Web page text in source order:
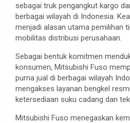
sebagai truk pengangkut kargo
berbagai wilayah di Indonesia.
menjadi alasan utama pemilihan
mobilitas distribusi perusahaan.
Sebagai bentuk komitmen
konsumen, Mitsubishi Fuso
purna jual di berbagai wilayah
mengakses layanan bengkel
ketersediaan suku cadang dan
Mitsubishi Fuso menegaskan